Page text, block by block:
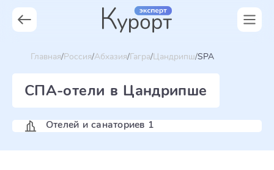
Главная Россия Абхазия Гагра Цандрипш SPA
СПА-отели в Цандрипше
Отелей и санаториев 1